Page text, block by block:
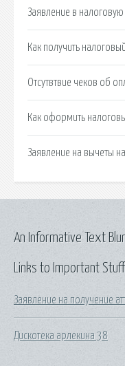
Заявление в
Как получить
Отсутвтвие чеков об
Как оформить
Заявление на вычеты
Links to Important Stuff
Заявление на получение
Дискотека арлекина 38
An Informative Text